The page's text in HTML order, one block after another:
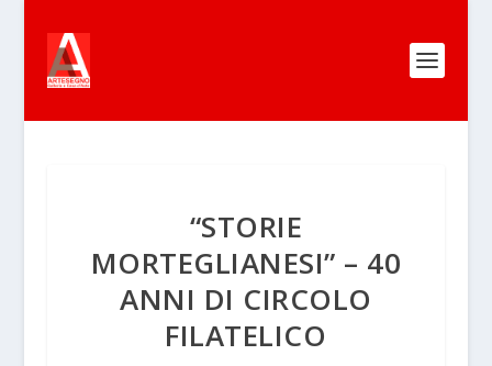
“STORIE
MORTEGLIANESI” – 40
ANNI DI CIRCOLO
FILATELICO